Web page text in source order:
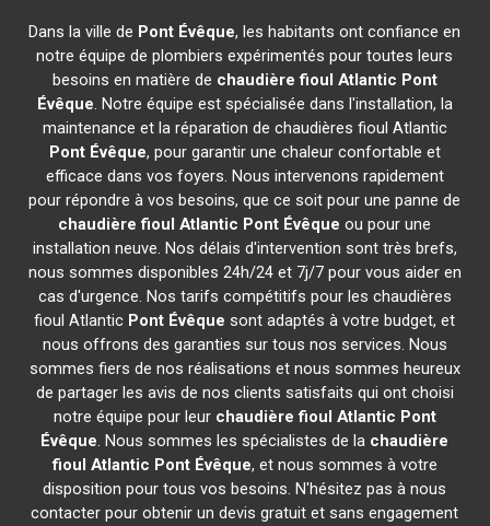
Dans la ville de Pont Évêque, les habitants ont confiance en
notre équipe de plombiers expérimentés pour toutes leurs
besoins en matière de chaudière fioul Atlantic Pont
Évêque. Notre équipe est spécialisée dans l'installation, la
maintenance et la réparation de chaudières fioul Atlantic
Pont Évêque, pour garantir une chaleur confortable et
efficace dans vos foyers. Nous intervenons rapidement
pour répondre à vos besoins, que ce soit pour une panne de
chaudière fioul Atlantic Pont Évêque ou pour une
installation neuve. Nos délais d'intervention sont très brefs,
nous sommes disponibles 24h/24 et 7j/7 pour vous aider en
cas d'urgence. Nos tarifs compétitifs pour les chaudières
fioul Atlantic Pont Évêque sont adaptés à votre budget, et
nous offrons des garanties sur tous nos services. Nous
sommes fiers de nos réalisations et nous sommes heureux
de partager les avis de nos clients satisfaits qui ont choisi
notre équipe pour leur chaudière fioul Atlantic Pont
Évêque. Nous sommes les spécialistes de la chaudière
fioul Atlantic Pont Évêque, et nous sommes à votre
disposition pour tous vos besoins. N'hésitez pas à nous
contacter pour obtenir un devis gratuit et sans engagement